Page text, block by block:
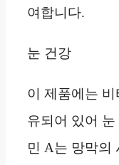
여합니다.
눈 건강
이 제품에는
유되어 있어
민 A는 망막의